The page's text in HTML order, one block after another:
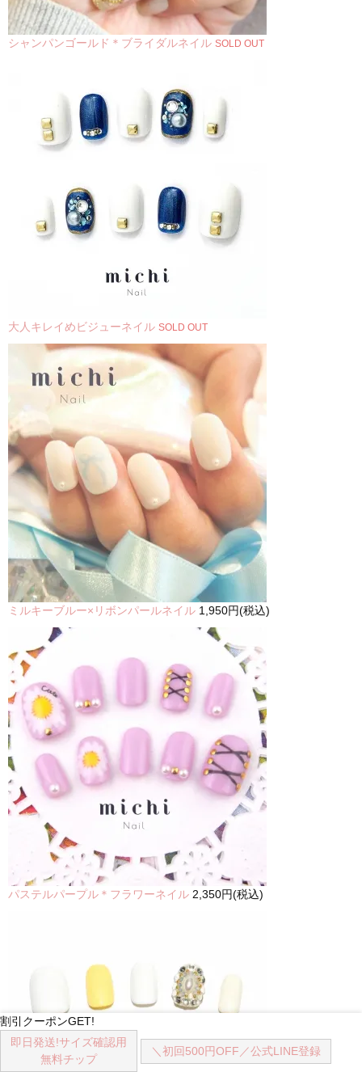
シャンパンゴールド＊ブライダルネイル SOLD OUT
大人キレイめビジューネイル SOLD OUT
ミルキーブルー×リボンパールネイル 1,950円(税込)
パステルパープル＊フラワーネイル 2,350円(税込)
割引クーポンGET!
即日発送!サイズ確認用
無料チップ
＼初回500円OFF／公式LINE登録